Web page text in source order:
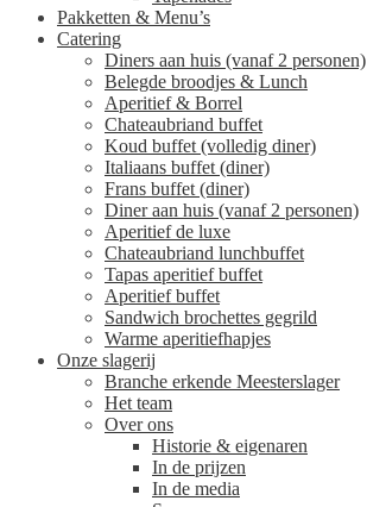
Pakketten & Menu’s
Catering
Diners aan huis (vanaf 2 personen)
Belegde broodjes & Lunch
Aperitief & Borrel
Chateaubriand buffet
Koud buffet (volledig diner)
Italiaans buffet (diner)
Frans buffet (diner)
Diner aan huis (vanaf 2 personen)
Aperitief de luxe
Chateaubriand lunchbuffet
Tapas aperitief buffet
Aperitief buffet
Sandwich brochettes gegrild
Warme aperitiefhapjes
Onze slagerij
Branche erkende Meesterslager
Het team
Over ons
Historie & eigenaren
In de prijzen
In de media